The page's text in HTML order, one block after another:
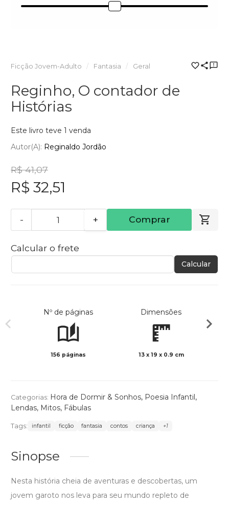
Ficção Jovem-Adulto Fantasia Geral
Reginho, O contador de
Histórias
Este livro teve 1 venda
Autor(a): Reginaldo Jordão
R$ 41,07
R$ 32,51
- + Comprar
Calcular o frete
Calcular
Nº de páginas
156 páginas
Dimensões
13 x 19 x 0.9 cm
Categorias: Hora de Dormir & Sonhos, Poesia Infantil,
Lendas, Mitos, Fábulas
Tags: infantil ficção fantasia contos criança +1
Sinopse
Nesta história cheia de aventuras e descobertas, um
jovem garoto nos leva para seu mundo repleto de